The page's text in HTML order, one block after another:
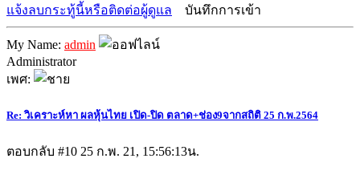
แจ้งลบกระทู้นี้หรือติดต่อผู้ดูแล
บันทึกการเข้า
My Name: admin
Administrator
เพศ:
Re: วิเคราะห์หา ผลหุ้นไทย เปิด-ปิด ตลาด+ช่อง9จากสถิติ 25 ก.พ.2564
ตอบกลับ #10 25 ก.พ. 21, 15:56:13น.